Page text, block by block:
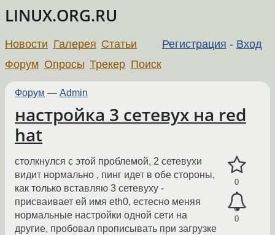
LINUX.ORG.RU
Регистрация - Вход
Новости Галерея Статьи
Форум Опросы Трекер Поиск
Форум — Admin
настройка 3 сетевух на red
hat
0
0
столкнулся с этой проблемой, 2 сетевухи
видит нормально , пинг идет в обе стороны,
как только вставляю 3 сетевуху -
присваивает ей имя eth0, естесно меняя
нормальные настройки одной сети на
другие, пробовал прописывать при загрузке